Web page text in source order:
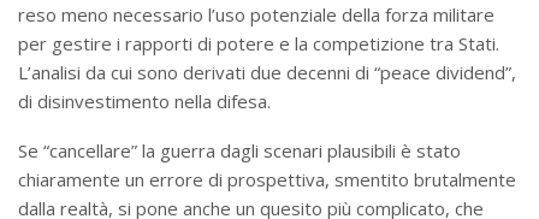
reso meno necessario l’uso potenziale della forza militare
per gestire i rapporti di potere e la competizione tra Stati.
L’analisi da cui sono derivati due decenni di “peace dividend”,
di disinvestimento nella difesa.
Se “cancellare” la guerra dagli scenari plausibili è stato
chiaramente un errore di prospettiva, smentito brutalmente
dalla realtà, si pone anche un quesito più complicato, che